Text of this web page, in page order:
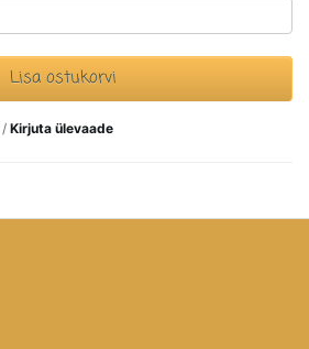
Lisa ostukorvi
/ Kirjuta ülevaade